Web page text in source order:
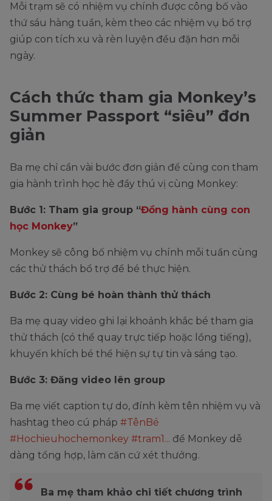
Mỗi trạm sẽ có nhiệm vụ chính được công bố vào
thứ sáu hàng tuần, kèm theo các nhiệm vụ bổ trợ
giúp con tích xu và rèn luyện đều đặn hơn mỗi
ngày.
Cách thức tham gia Monkey’s
Summer Passport “siêu” đơn
giản
Ba mẹ chỉ cần vài bước đơn giản để cùng con tham
gia hành trình học hè đầy thú vị cùng Monkey:
Bước 1: Tham gia group “Đồng hành cùng con
học Monkey”
Monkey sẽ công bố nhiệm vụ chính mỗi tuần cùng
các thử thách bổ trợ để bé thực hiện.
Bước 2: Cùng bé hoàn thành thử thách
Ba mẹ quay video ghi lại khoảnh khắc bé tham gia
thử thách (có thể quay trực tiếp hoặc lồng tiếng),
khuyến khích bé thể hiện sự tự tin và sáng tạo.
Bước 3: Đăng video lên group
Ba mẹ viết caption tự do, đính kèm tên nhiệm vụ và
hashtag theo cú pháp #TênBé
#Hochieuhochemonkey #tram1... để Monkey dễ
dàng tổng hợp, làm căn cứ xét thưởng.
Ba mẹ tham khảo chi tiết chương trình